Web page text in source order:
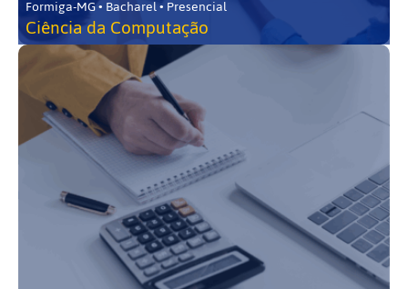
Formiga-MG • Bacharel • Presencial
Ciência da Computação